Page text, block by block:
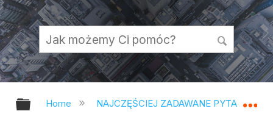
Expand/collapse global hierarchy
Home NAJCZĘŚCIEJ ZADAWANE PYTANIA